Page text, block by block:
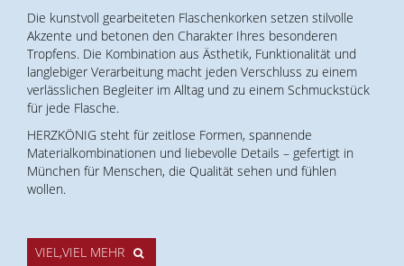
Die kunstvoll gearbeiteten Flaschenkorken setzen stilvolle
Akzente und betonen den Charakter Ihres besonderen
Tropfens. Die Kombination aus Ästhetik, Funktionalität und
langlebiger Verarbeitung macht jeden Verschluss zu einem
verlässlichen Begleiter im Alltag und zu einem Schmuckstück
für jede Flasche.
HERZKÖNIG steht für zeitlose Formen, spannende
Materialkombinationen und liebevolle Details – gefertigt in
München für Menschen, die Qualität sehen und fühlen
wollen.
VIEL,VIEL MEHR